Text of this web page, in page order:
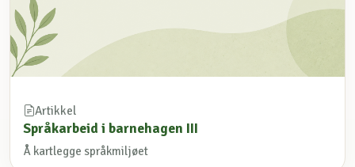
Artikkel
Språkarbeid i barnehagen III
Å kartlegge språkmiljøet